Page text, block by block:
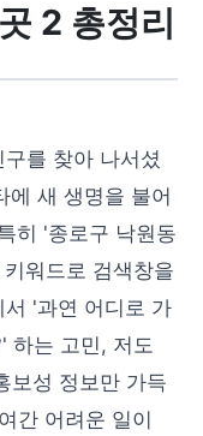
2 총정리
를 찾아 나서셨
에 새 생명을 불어
히 '종로구 낙원동
워드로 검색창을
'과연 어디로 가
하는 고민, 저도
보성 정보만 가득
간 어려운 일이